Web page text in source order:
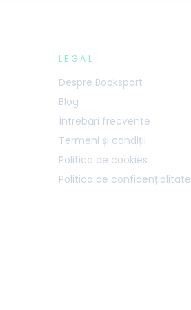
LEGAL
Despre Booksport
Blog
Întrebări frecvente
Termeni și condiții
Politica de cookies
Politica de confidențialitate